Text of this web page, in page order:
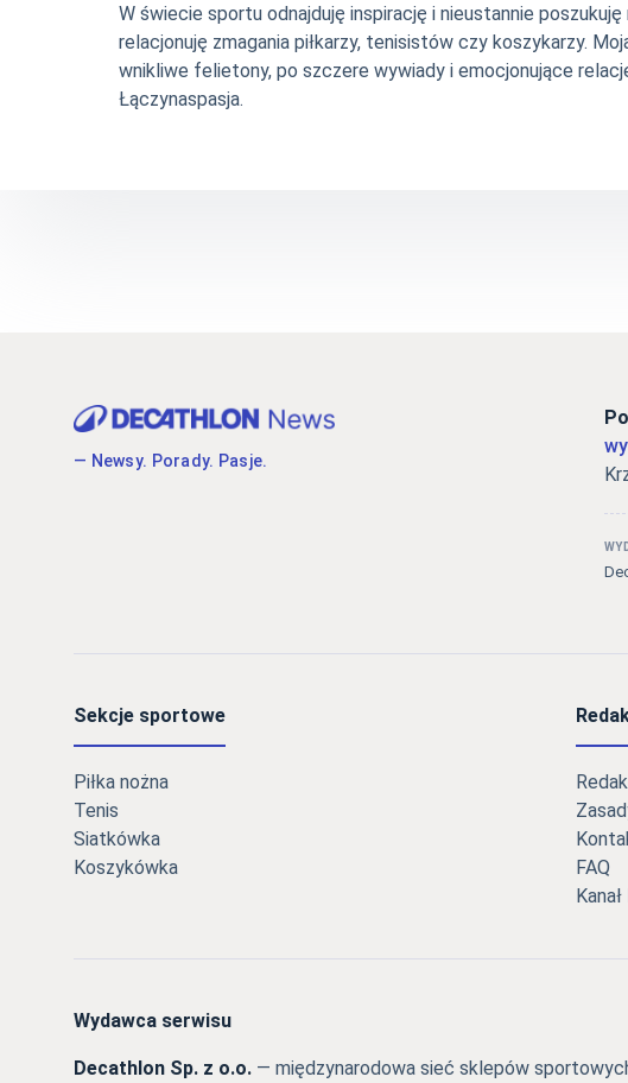
W świecie sportu odnajduję inspirację i nieustannie
relacjonuję zmagania piłkarzy, tenisistów czy koszykarzy.
wnikliwe felietony, po szczere wywiady i emocjonujące
Łączynaspasja.
— Newsy. Porady. Pasje.
Sekcje sportowe
Piłka nożna
Tenis
Siatkówka
Koszykówka
FAQ
Kanał
Wydawca serwisu
Decathlon Sp. z o.o. — międzynarodowa sieć sklepów